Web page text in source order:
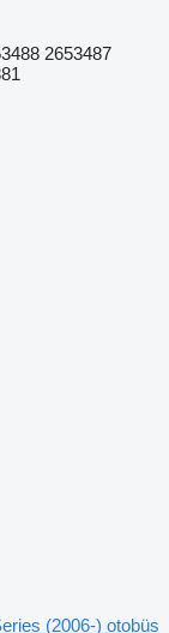
2653487
(2006-) otobüs